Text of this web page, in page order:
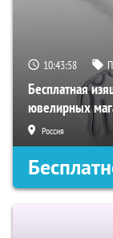
10:43:57
Бесплатная
ювелирных
Россия